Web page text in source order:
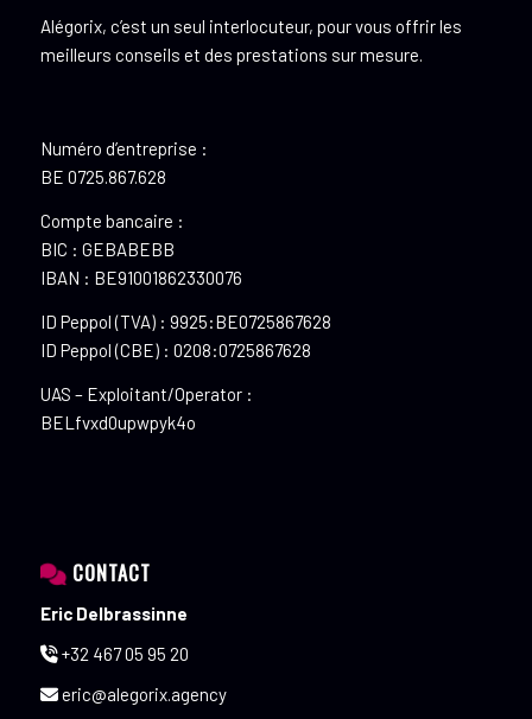
Alégorix, c’est un seul interlocuteur, pour vous offrir les
meilleurs conseils et des prestations sur mesure.
Numéro d’entreprise :
BE 0725.867.628
Compte bancaire :
BIC : GEBABEBB
IBAN : BE91001862330076
ID Peppol (TVA) : 9925:BE0725867628
ID Peppol (CBE) : 0208:0725867628
UAS – Exploitant/Operator :
BELfvxd0upwpyk4o
CONTACT
Eric Delbrassinne
+32 467 05 95 20
eric@alegorix.agency